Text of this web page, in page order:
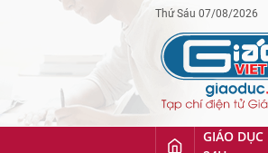
Thứ Sáu 07/08/2026
GIÁO DỤC